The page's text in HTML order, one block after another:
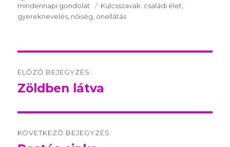
mindennapi gondolat
Kulcsszavak: Kulcsszavak:
családi élet
gyereknevelés nőiség önellátás
navigation
ELŐZŐ BEJEGYZÉS:
Előző
Zöldben látva
KÖVETKEZŐ BEJEGYZÉS: